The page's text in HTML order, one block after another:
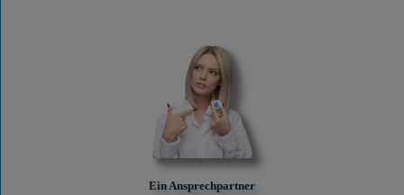
Ein Ansprechpartner